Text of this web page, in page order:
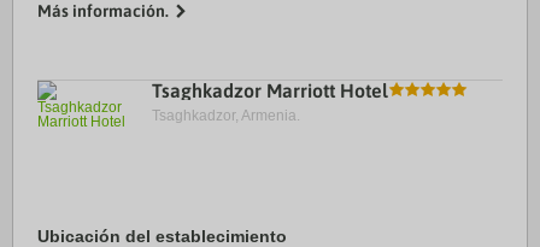
2,3 km de Teleférico de Tsaghkadzor y ...
Más información.
Tsaghkadzor Marriott Hotel
Tsaghkadzor, Armenia.
Ubicación del establecimiento